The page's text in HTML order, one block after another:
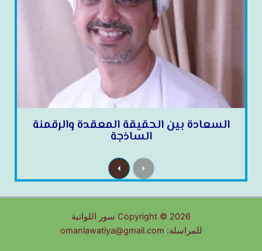
السعادة بين الحقيقة المعقدة والرقمنة
الساذجة
P
r
e
i
u
s
N
e
x
Copyright © 2026 سور اللواتية
للمراسلة: omanlawatiya@gmail.com